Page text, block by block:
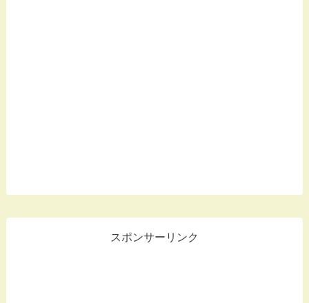
スポンサーリンク